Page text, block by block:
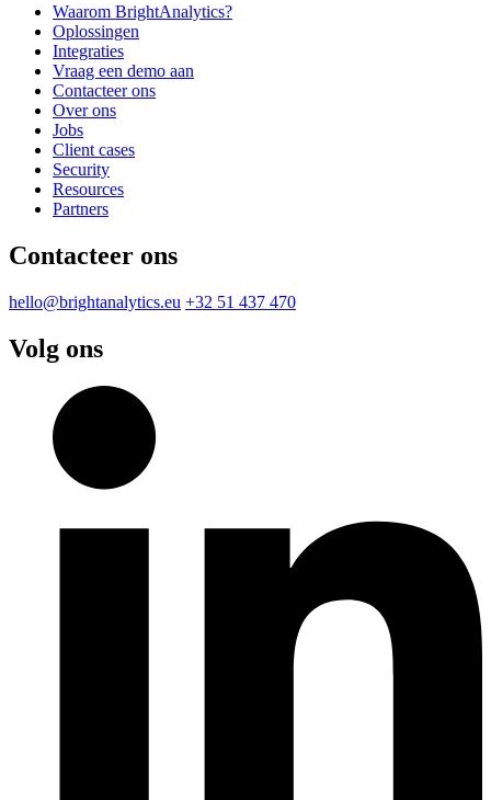
Waarom BrightAnalytics?
Oplossingen
Integraties
Vraag een demo aan
Contacteer ons
Over ons
Jobs
Client cases
Security
Resources
Partners
Contacteer ons
hello@brightanalytics.eu +32 51 437 470
Volg ons